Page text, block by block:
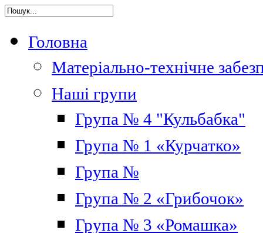
Головна
Матеріально-технічне
Наші групи
Група № 4 "Кульбабка"
Група № 1 «Курчатко»
Група №
Група № 2 «Грибочок»
Група № 3 «Ромашка»